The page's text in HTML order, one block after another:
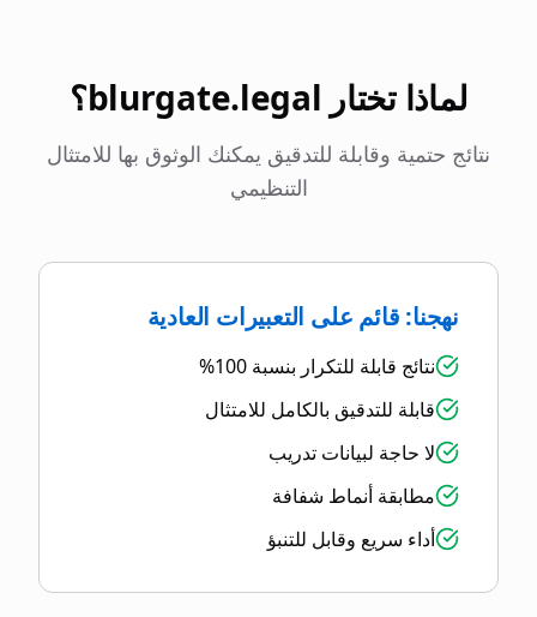
لماذا تختار blurgate.legal؟
نتائج حتمية وقابلة للتدقيق يمكنك الوثوق بها للامتثال
التنظيمي
نهجنا: قائم على التعبيرات العادية
نتائج قابلة للتكرار بنسبة 100%
قابلة للتدقيق بالكامل للامتثال
لا حاجة لبيانات تدريب
مطابقة أنماط شفافة
أداء سريع وقابل للتنبؤ